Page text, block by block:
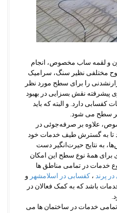
و لقمه ساب مخصوص، انجام
مختلفی نظیر سنگ، سرامیک
را برای سطح مورد نظر
پیشرفته نقش بسزایی در بهبود
دارد. و البته که باید
سطح می شود.
علاوه بر صرفه‌جوئی در
تا به گسترش طیف خدمات خود
به نتایج حیرت‌انگیر دست
برای همۀ نوع سطح این امکان
خدمات در تمامی مناطق ها
پرند ، کفسابی در اسلامشهر و
باشد که به کمک فعالان در
خدمات در ساختمان ها می